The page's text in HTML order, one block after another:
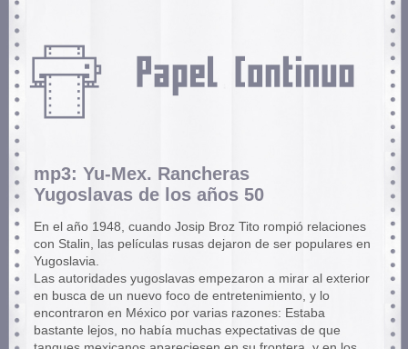
mp3: Yu-Mex. Rancheras
Yugoslavas de los años 50
En el año 1948, cuando Josip Broz Tito rompió relaciones
con Stalin, las películas rusas dejaron de ser populares en
Yugoslavia.
Las autoridades yugoslavas empezaron a mirar al exterior
en busca de un nuevo foco de entretenimiento, y lo
encontraron en México por varias razones: Estaba
bastante lejos, no había muchas expectativas de que